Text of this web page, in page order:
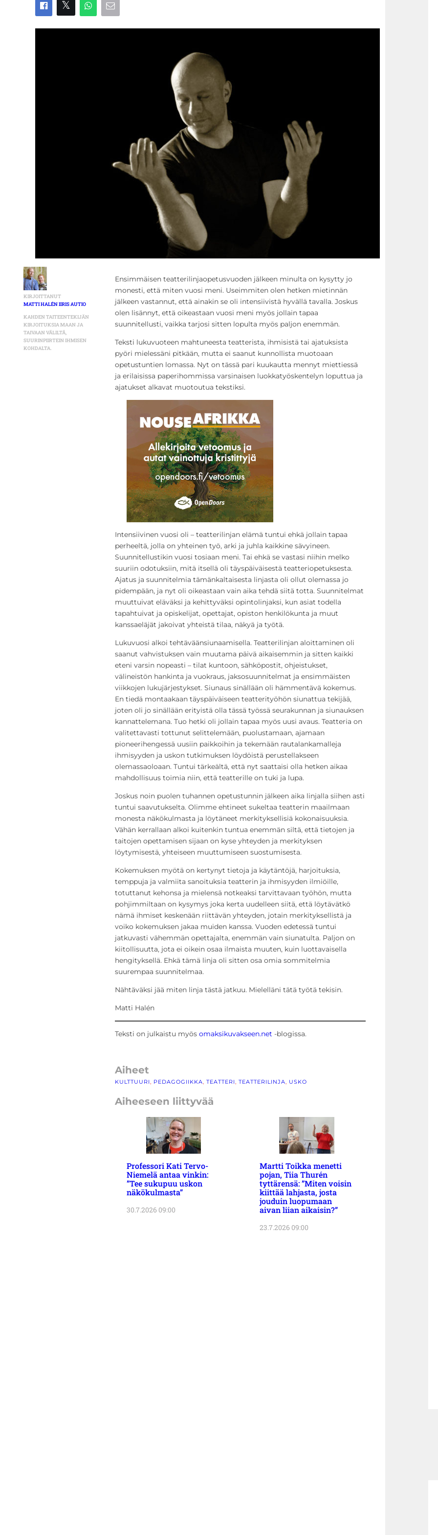
KIRJOITTANUT
MATTI HALÉN IIRIS AUTIO
KAHDEN TAITEENTEKIJÄN
KIRJOITUKSIA MAAN JA
TAIVAAN VÄLILTÄ,
SUURINPIIRTEIN IHMISEN
KOHDALTA.
Ensimmäisen teatterilinjaopetusvuoden jälkeen minulta on kysytty jo
monesti, että miten vuosi meni. Useimmiten olen hetken mietinnän
jälkeen vastannut, että ainakin se oli intensiivistä hyvällä tavalla. Joskus
olen lisännyt, että oikeastaan vuosi meni myös jollain tapaa
suunnitellusti, vaikka tarjosi sitten lopulta myös paljon enemmän.
Teksti lukuvuoteen mahtuneesta teatterista, ihmisistä tai ajatuksista
pyöri mielessäni pitkään, mutta ei saanut kunnollista muotoaan
opetustuntien lomassa. Nyt on tässä pari kuukautta mennyt miettiessä
ja erilaisissa paperihommissa varsinaisen luokkatyöskentelyn loputtua ja
ajatukset alkavat muotoutua tekstiksi.
Intensiivinen vuosi oli – teatterilinjan elämä tuntui ehkä jollain tapaa
perheeltä, jolla on yhteinen työ, arki ja juhla kaikkine sävyineen.
Suunnitellustikin vuosi tosiaan meni. Tai ehkä se vastasi niihin melko
suuriin odotuksiin, mitä itsellä oli täyspäiväisestä teatteriopetuksesta.
Ajatus ja suunnitelmia tämänkaltaisesta linjasta oli ollut olemassa jo
pidempään, ja nyt oli oikeastaan vain aika tehdä siitä totta. Suunnitelmat
muuttuivat eläväksi ja kehittyväksi opintolinjaksi, kun asiat todella
tapahtuivat ja opiskelijat, opettajat, opiston henkilökunta ja muut
kanssaeläjät jakoivat yhteistä tilaa, näkyä ja työtä.
Lukuvuosi alkoi tehtäväänsiunaamisella. Teatterilinjan aloittaminen oli
saanut vahvistuksen vain muutama päivä aikaisemmin ja sitten kaikki
eteni varsin nopeasti – tilat kuntoon, sähköpostit, ohjeistukset,
välineistön hankinta ja vuokraus, jaksosuunnitelmat ja ensimmäisten
viikkojen lukujärjestykset. Siunaus sinällään oli hämmentävä kokemus.
En tiedä montaakaan täyspäiväiseen teatterityöhön siunattua tekijää,
joten oli jo sinällään erityistä olla tässä työssä seurakunnan ja siunauksen
kannattelemana. Tuo hetki oli jollain tapaa myös uusi avaus. Teatteria on
valitettavasti tottunut selittelemään, puolustamaan, ajamaan
pioneerihengessä uusiin paikkoihin ja tekemään rautalankamalleja
ihmisyyden ja uskon tutkimuksen löydöistä perustellakseen
olemassaoloaan. Tuntui tärkeältä, että nyt saattaisi olla hetken aikaa
mahdollisuus toimia niin, että teatterille on tuki ja lupa.
Joskus noin puolen tuhannen opetustunnin jälkeen aika linjalla siihen asti
tuntui saavutukselta. Olimme ehtineet sukeltaa teatterin maailmaan
monesta näkökulmasta ja löytäneet merkityksellisiä kokonaisuuksia.
Vähän kerrallaan alkoi kuitenkin tuntua enemmän siltä, että tietojen ja
taitojen opettamisen sijaan on kyse yhteyden ja merkityksen
löytymisestä, yhteiseen muuttumiseen suostumisesta.
Kokemuksen myötä on kertynyt tietoja ja käytäntöjä, harjoituksia,
temppuja ja valmiita sanoituksia teatterin ja ihmisyyden ilmiöille,
totuttanut kehonsa ja mielensä notkeaksi tarvittavaan työhön, mutta
pohjimmiltaan on kysymys joka kerta uudelleen siitä, että löytävätkö
nämä ihmiset keskenään riittävän yhteyden, jotain merkityksellistä ja
voiko kokemuksen jakaa muiden kanssa. Vuoden edetessä tuntui
jatkuvasti vähemmän opettajalta, enemmän vain siunatulta. Paljon on
kiitollisuutta, jota ei oikein osaa ilmaista muuten, kuin luottavaisella
hengityksellä. Ehkä tämä linja oli sitten osa omia sommitelmia
suurempaa suunnitelmaa.
Nähtäväksi jää miten linja tästä jatkuu. Mielelläni tätä työtä tekisin.
Matti Halén
Teksti on julkaistu myös omaksikuvakseen.net -blogissa.
Aiheet
KULTTUURI PEDAGOGIIKKA TEATTERI TEATTERILINJA USKO
Aiheeseen liittyvää
Professori Kati Tervo-
Niemelä antaa vinkin:
”Tee sukupuu uskon
näkökulmasta”
30.7.2026 09:00
Martti Toikka menetti
pojan, Tiia Thurén
tyttärensä: ”Miten voisin
kiittää lahjasta, josta
jouduin luopumaan
aivan liian aikaisin?”
23.7.2026 09:00